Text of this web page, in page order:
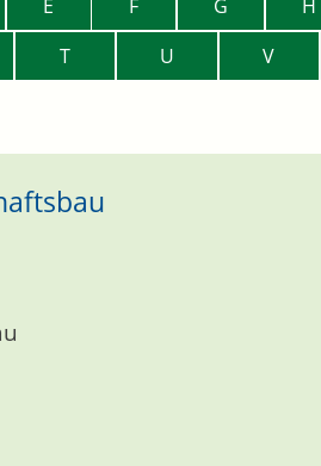
E F G H
T U V